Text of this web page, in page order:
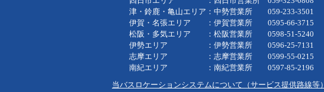
津・鈴鹿・亀山エリア：中勢営業所 059-233-3501
伊賀・名張エリア ：伊賀営業所 0595-66-3715
松阪・多気エリア ：松阪営業所 0598-51-5240
伊勢エリア ：伊勢営業所 0596-25-7131
志摩エリア ：志摩営業所 0599-55-0215
南紀エリア ：南紀営業所 0597-85-2196
当バスロケーションシステムについて（サービス提供路線等）